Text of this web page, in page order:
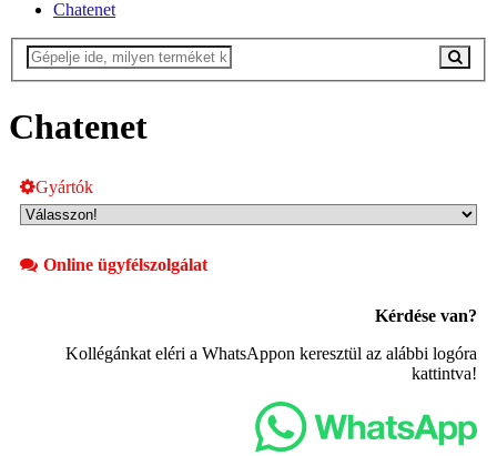
Chatenet
Chatenet
Gyártók
Online ügyfélszolgálat
Kérdése van?
Kollégánkat eléri a WhatsAppon keresztül az alábbi logóra
kattintva!